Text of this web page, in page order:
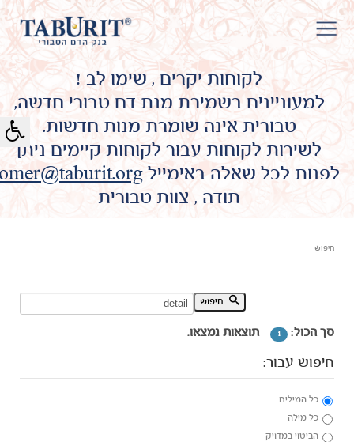
לקוחות יקרים , שימו לב !
למעוניינים בשמירת מנת דם טבורי חדשה,
טבורית אינה שומרת מנות חדשות.
לשירות לקוחות עבור לקוחות קיימים ניתן
לפנות לכל שאלה באימייל
תודה , צוות טבורית
חיפוש
חיפוש מילת מפתח:
סך הכול: 1 תוצאות נמצאו.
חיפוש עבור:
כל המילים
כל מילה
הביטוי במדויק